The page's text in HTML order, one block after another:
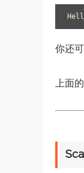
你还
上面